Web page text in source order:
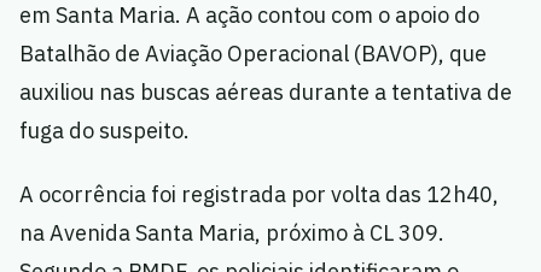
em Santa Maria. A ação contou com o apoio do
Batalhão de Aviação Operacional (BAVOP), que
auxiliou nas buscas aéreas durante a tentativa de
fuga do suspeito.
A ocorrência foi registrada por volta das 12h40,
na Avenida Santa Maria, próximo à CL 309.